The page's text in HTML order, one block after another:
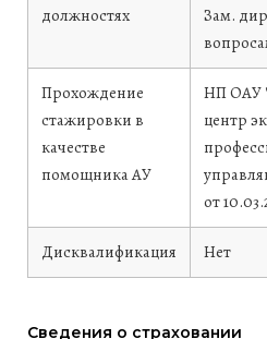
должностях
Зам.
Прохождение
стажировки в
качестве
помощника АУ
НП ОАУ
центр
от
Дисквалификация Нет
Сведения о страховании